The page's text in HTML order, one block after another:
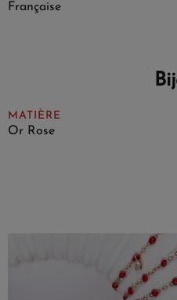
Française
MATIÈRE
Or Rose